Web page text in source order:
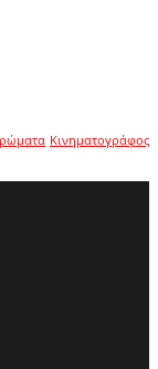
Κινηματογράφος